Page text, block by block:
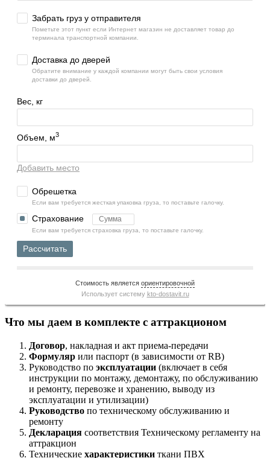
Забрать груз у отправителя
Пометьте этот пункт если Интернет магазин не доставляет товар до
терминала транспортной компании.
Доставка до дверей
Обратите внимание у каждой компании могут быть свои условия
доставки до дверей.
Вес, кг
Объем, м3
Добавить место
Обрешетка
Если вам требуется жесткая упаковка груза, то поставьте галочку.
Страхование
Если вам требуется страховка груза, то поставьте галочку.
Рассчитать
Стоимость является ориентировочной
Использует систему kto-dostavit.ru
Что мы даем в комплекте с аттракционом
Договор, накладная и акт приема-передачи
Формуляр или паспорт (в зависимости от RB)
Руководство по эксплуатации (включает в себя
инструкции по монтажу, демонтажу, по обслуживанию
и ремонту, перевозке и хранению, выводу из
эксплуатации и утилизации)
Руководство по техническому обслуживанию и
ремонту
Декларация соответствия Техническому регламенту на
аттракцион
Технические характеристики ткани ПВХ